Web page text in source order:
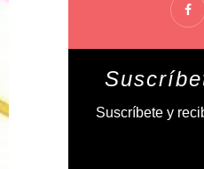
Suscríbete y